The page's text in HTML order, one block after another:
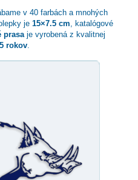
v 40 farbách a mnohých
je 15×7.5 cm , katalógové
prasa je vyrobená z kvalitnej
rokov